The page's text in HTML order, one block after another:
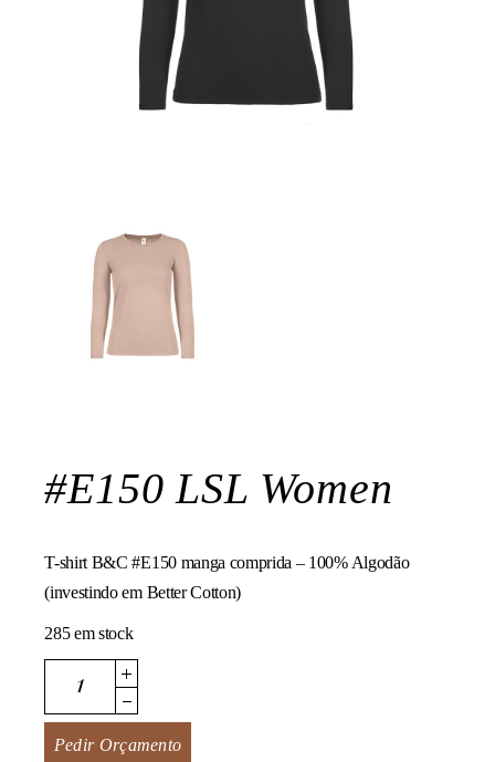
#E150 LSL Women
T-shirt B&C #E150 manga comprida – 100% Algodão
(investindo em Better Cotton)
285 em stock
#E150 LSL Women quantity
Pedir Orçamento